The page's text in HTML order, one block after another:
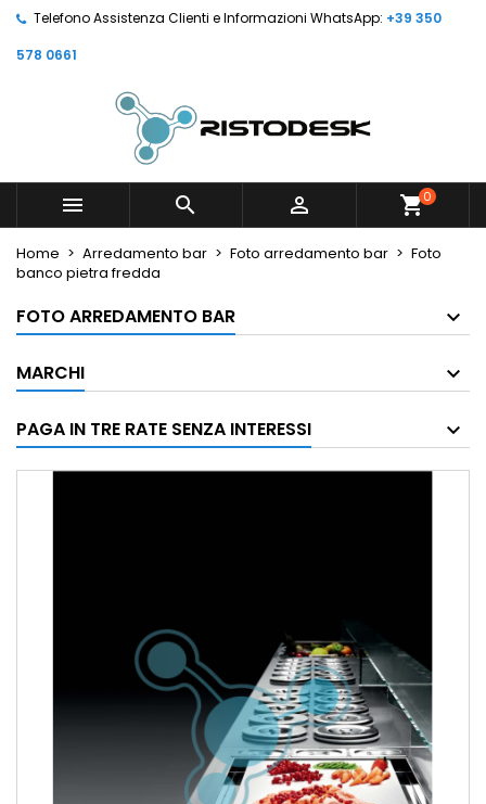
Telefono Assistenza Clienti e Informazioni WhatsApp: +39 350
578 0661
   shopping_cart0
Home Arredamento bar Foto arredamento bar
Foto
banco pietra fredda
FOTO ARREDAMENTO BAR
MARCHI
PAGA IN TRE RATE SENZA INTERESSI